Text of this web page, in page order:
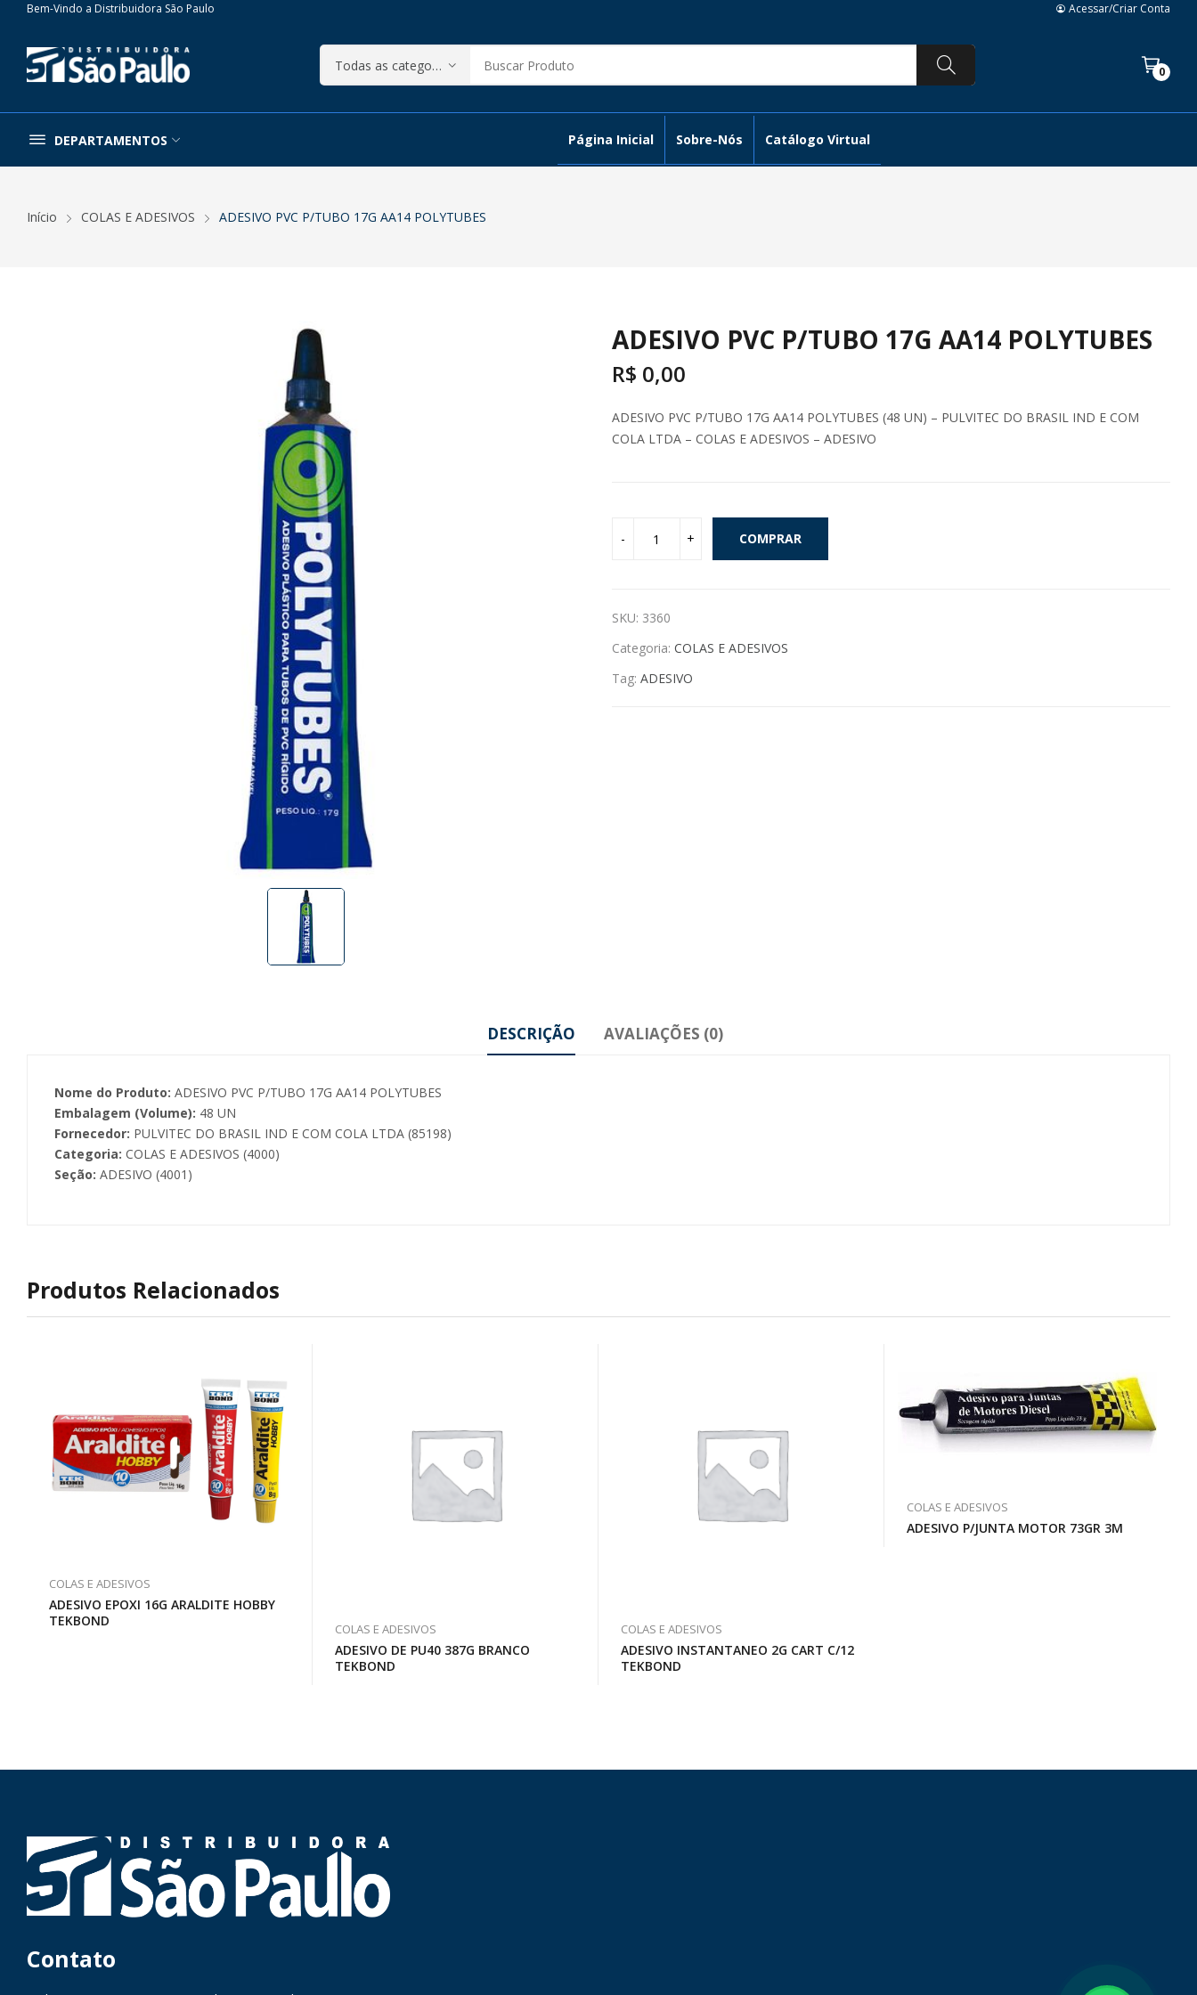
Bem-Vindo a Distribuidora São Paulo Acessar/Criar Conta
0
DEPARTAMENTOS Página Inicial Sobre-Nós Catálogo Virtual
Início COLAS E ADESIVOS ADESIVO PVC P/TUBO 17G AA14 POLYTUBES
ADESIVO PVC P/TUBO 17G AA14 POLYTUBES
R$ 0,00
ADESIVO PVC P/TUBO 17G AA14 POLYTUBES (48 UN) – PULVITEC DO BRASIL IND E COM
COLA LTDA – COLAS E ADESIVOS – ADESIVO
COMPRAR
SKU: 3360
Categoria: COLAS E ADESIVOS
Tag: ADESIVO
DESCRIÇÃO AVALIAÇÕES (0)
Nome do Produto: ADESIVO PVC P/TUBO 17G AA14 POLYTUBES
Embalagem (Volume): 48 UN
Fornecedor: PULVITEC DO BRASIL IND E COM COLA LTDA (85198)
Categoria: COLAS E ADESIVOS (4000)
Seção: ADESIVO (4001)
Produtos Relacionados
COLAS E ADESIVOS
ADESIVO EPOXI 16G ARALDITE HOBBY
TEKBOND
COLAS E ADESIVOS
ADESIVO DE PU40 387G BRANCO
TEKBOND
COLAS E ADESIVOS
ADESIVO INSTANTANEO 2G CART C/12
TEKBOND
COLAS E ADESIVOS
ADESIVO P/JUNTA MOTOR 73GR 3M
Contato